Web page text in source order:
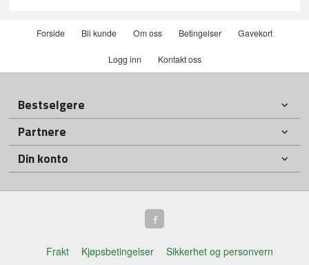
Forside Bli kunde Om oss Betingelser Gavekort
Logg inn Kontakt oss
Bestselgere
Partnere
Din konto
Frakt Kjøpsbetingelser Sikkerhet og personvern